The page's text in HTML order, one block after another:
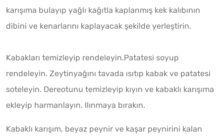
karışıma bulayıp yağlı kağıtla kaplanmış kek kalıbının
dibini ve kenarlarını kaplayacak şekilde yerleştirin.
Kabakları temizleyip rendeleyin.Patatesi soyup
rendeleyin. Zeytinyağını tavada ısıtıp kabak ve patatesi
soteleyin. Dereotunu temizleyip kıyın ve kabaklı karışıma
ekleyip harmanlayın. Ilınmaya bırakın.
Kabaklı karışım, beyaz peynir ve kaşar peynirini kalan